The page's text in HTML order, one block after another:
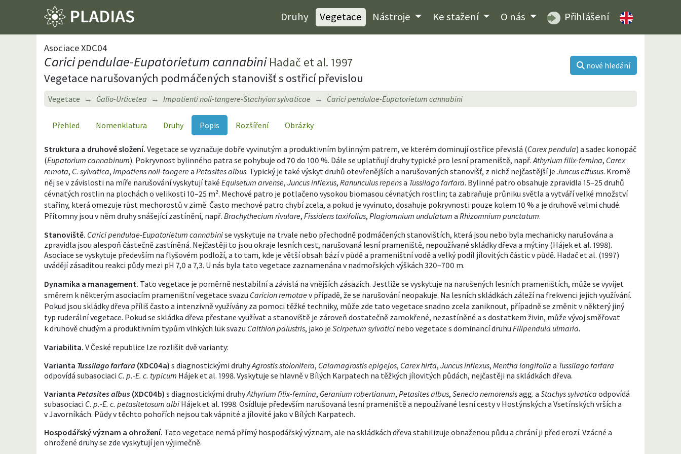
Druhy Vegetace Nástroje Ke stažení O nás Přihlášení
Asociace XDC04
Carici pendulae-Eupatorietum cannabini Hadač et al. 1997
Vegetace narušovaných podmáčených stanovišť s ostřicí převislou
nové hledání
Vegetace Galio-Urticetea Impatienti noli-tangere-Stachyion sylvaticae Carici pendulae-Eupatorietum cannabini
Přehled Nomenklatura Druhy Popis Rozšíření Obrázky
Struktura a druhové složení. Vegetace se vyznačuje dobře vyvinutým a produktivním bylinným patrem, ve kterém dominují ostřice převislá (Carex pendula) a sadec konopáč
(Eupatorium cannabinum). Pokryvnost bylinného patra se pohybuje od 70 do 100 %. Dále se uplatňují druhy typické pro lesní prameniště, např. Athyrium filix-femina, Carex
remota, C. sylvatica, Impatiens noli-tangerea Petasites albus. Typický je také výskyt druhů otevřenějších a narušovaných stanovišť, z nichž nejčastější je Juncus effusus. Kromě
něj se v závislosti na míře narušování vyskytují také Equisetum arvense, Juncus inflexus, Ranunculus repensa Tussilago farfara. Bylinné patro obsahuje zpravidla 15–25 druhů
cévnatých rostlin na plochách o velikosti 10–25 m². Mechové patro je potlačeno vysokou biomasou cévnatých rostlin; ta zabraňuje průniku světla a vytváří velké množství
stařiny, která omezuje růst mechorostů v zimě. Často mechové patro chybí zcela, a pokud je vyvinuto, dosahuje pokryvnosti pouze kolem 10 % a je druhově velmi chudé.
Přítomny jsou v něm druhy snášející zastínění, např. Brachythecium rivulare, Fissidens taxifolius, Plagiomnium undulatum a Rhizomnium punctatum.
Stanoviště. Carici pendulae-Eupatorietum cannabinise vyskytuje na trvale nebo přechodně podmáčených stanovištích, která jsou nebo byla mechanicky narušována a
zpravidla jsou alespoň částečně zastíněná. Nejčastěji to jsou okraje lesních cest, narušovaná lesní prameniště, nepoužívané skládky dřeva a mýtiny (Hájek et al. 1998).
Asociace se vyskytuje především na flyšovém podloží, a to tam, kde je větší obsah bází v půdě a prameništní vodě a velký podíl jílovitých částic v půdě. Hadač et al. (1997)
uvádějí zásaditou reakci půdy mezi pH 7,0 a 7,3. U nás byla tato vegetace zaznamenána v nadmořských výškách 320–700 m.
Dynamika a management. Tato vegetace je poměrně nestabilní a závislá na vnějších zásazích. Jestliže se vyskytuje na narušených lesních prameništích, může se vyvíjet
směrem k některým asociacím prameništní vegetace svazu Caricion remotaev případě, že se narušování neopakuje. Na lesních skládkách záleží na frekvenci jejich využívání.
Pokud jsou skládky dřeva příliš často a intenzivně využívány za pomoci těžké techniky, může zde tato vegetace snadno zcela zaniknout, případně se změnit v některý jiný
typ ruderální vegetace. Pokud se skládka dřeva přestane využívat a stanoviště je zároveň dostatečně zamokřené, nezastíněné a s dostatkem živin, může vývoj směřovat
k druhově chudým a produktivním typům vlhkých luk svazu Calthion palustris, jako je Scirpetum sylvatici nebo vegetace s dominancí druhu Filipendula ulmaria.
Variabilita. V České republice lze rozlišit dvě varianty:
Varianta Tussilago farfara (XDC04a) s diagnostickými druhyAgrostis stolonifera, Calamagrostis epigejos, Carex hirta, Juncus inflexus, Mentha longifolia a Tussilago farfara
odpovídá subasociaci C. p.-E. c. typicum Hájek et al. 1998. Vyskytuje se hlavně v Bílých Karpatech na těžkých jílovitých půdách, nejčastěji na skládkách dřeva.
Varianta Petasites albus (XDC04b) s diagnostickými druhyAthyrium filix-femina, Geranium robertianum, Petasites albus, Senecio nemorensisagg. a Stachys sylvatica odpovídá
subasociaci C. p.-E. c. petasitetosum albi Hájek et al. 1998. Osídluje především narušovaná lesní prameniště a nepoužívané lesní cesty v Hostýnských a Vsetínských vrších a
v Javorníkách. Půdy v těchto pohořích nejsou tak vápnité a jílovité jako v Bílých Karpatech.
Hospodářský význam a ohrožení. Tato vegetace nemá přímý hospodářský význam, ale na skládkách dřeva stabilizuje obnaženou půdu a chrání ji před erozí. Vzácné a
ohrožené druhy se zde vyskytují jen výjimečně.